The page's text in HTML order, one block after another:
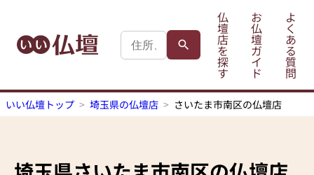
仏
壇
店
を
探
す
お
仏
壇
ガ
イ
ド
よ
く
あ
る
質
問
いい仏壇トップ 埼玉県の仏壇店 さいたま市南区の仏壇店